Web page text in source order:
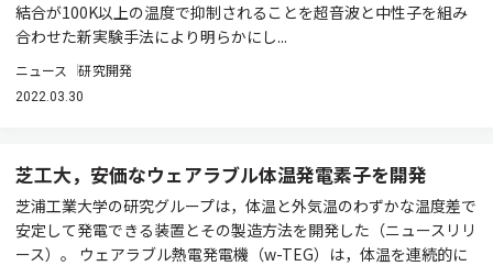
結合が100K以上の温度で抑制されることを超音波と中性子を組み
合わせた新実験手法により明らかにし...
ニュース 研究開発
2022.03.30
芝工大，安価なウェアラブル体温発電素子を開発
芝浦工業大学の研究グループは，体温と外気温のわずかな温度差で
安定して発電できる装置とその製造方法を開発した（ニュースリリ
ース）。 ウェアラブル熱電発電機（w-TEG）は，体温を連続的に